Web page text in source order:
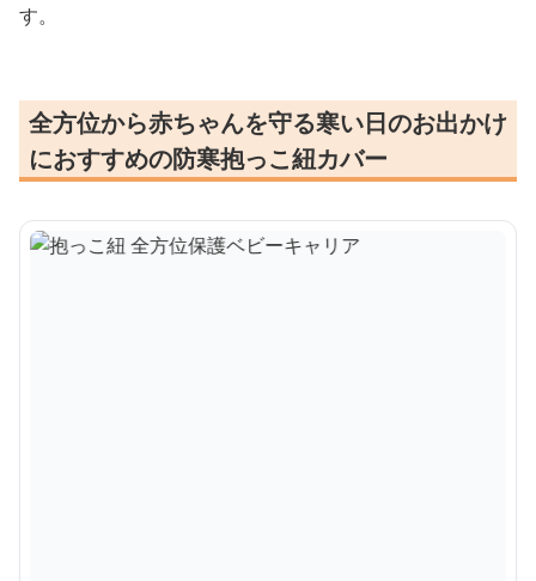
す。
全方位から赤ちゃんを守る寒い日のお出かけ
におすすめの防寒抱っこ紐カバー